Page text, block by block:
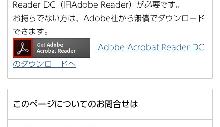
Reader DC（旧Adobe Reader）が必要です。
お持ちでない方は、Adobe社から無償でダウンロード
できます。
Adobe Acrobat Reader DC
のダウンロードへ
このページについてのお問合せは